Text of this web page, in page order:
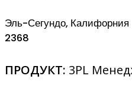
Эль-Сегундо,
2368
ПРОДУКТ: 3PL